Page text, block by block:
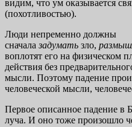
видим, что ум оказывается
(похотливостью).
Люди непременно должны
сначала задумать зло,
воплотят его на физическом
действия без
мысли. Поэтому падение
человеческой мысли,
Первое описанное падение в
луча. И оно тоже произошло